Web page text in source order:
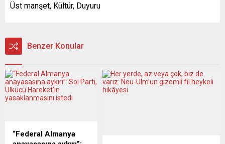
Üst manşet, Kültür, Duyuru
Benzer Konular
“Federal Almanya